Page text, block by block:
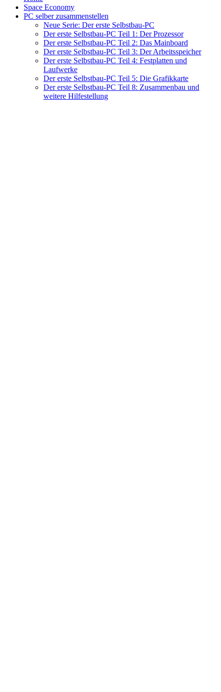
Space Economy
PC selber zusammenstellen
Neue Serie: Der erste Selbstbau-PC
Der erste Selbstbau-PC Teil 1: Der Prozessor
Der erste Selbstbau-PC Teil 2: Das Mainboard
Der erste Selbstbau-PC Teil 3: Der Arbeitsspeicher
Der erste Selbstbau-PC Teil 4: Festplatten und
Laufwerke
Der erste Selbstbau-PC Teil 5: Die Grafikkarte
Der erste Selbstbau-PC Teil 8: Zusammenbau und
weitere Hilfestellung